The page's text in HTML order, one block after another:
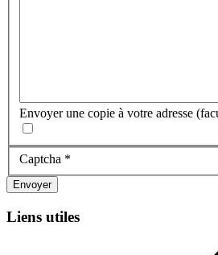
Envoyer une copie à votre adresse
Captcha *
Envoyer
Liens utiles